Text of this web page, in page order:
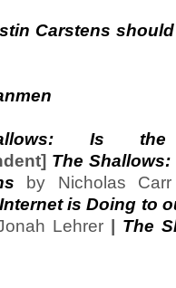
Carstens
Is the
The
by Nicholas
is Doing to
Lehrer | The